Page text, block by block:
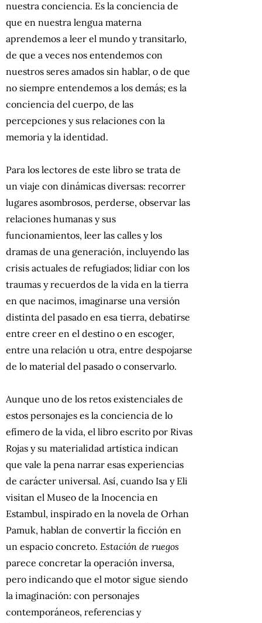
nuestra conciencia. Es la conciencia de
que en nuestra lengua materna
aprendemos a leer el mundo y transitarlo,
de que a veces nos entendemos con
nuestros seres amados sin hablar, o de que
no siempre entendemos a los demás; es la
conciencia del cuerpo, de las
percepciones y sus relaciones con la
memoria y la identidad.
Para los lectores de este libro se trata de
un viaje con dinámicas diversas: recorrer
lugares asombrosos, perderse, observar las
relaciones humanas y sus
funcionamientos, leer las calles y los
dramas de una generación, incluyendo las
crisis actuales de refugiados; lidiar con los
traumas y recuerdos de la vida en la tierra
en que nacimos, imaginarse una versión
distinta del pasado en esa tierra, debatirse
entre creer en el destino o en escoger,
entre una relación u otra, entre despojarse
de lo material del pasado o conservarlo.
Aunque uno de los retos existenciales de
estos personajes es la conciencia de lo
efímero de la vida, el libro escrito por Rivas
Rojas y su materialidad artística indican
que vale la pena narrar esas experiencias
de carácter universal. Así, cuando Isa y Eli
visitan el Museo de la Inocencia en
Estambul, inspirado en la novela de Orhan
Pamuk, hablan de convertir la ficción en
un espacio concreto. Estación de ruegos
parece concretar la operación inversa,
pero indicando que el motor sigue siendo
la imaginación: con personajes
contemporáneos, referencias y